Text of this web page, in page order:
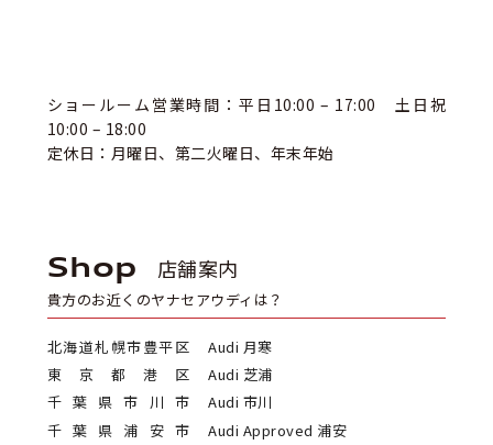
ショールーム営業時間：平日10:00 – 17:00 土日祝
10:00 – 18:00
定休日：月曜日、第二火曜日、年末年始
Shop 店舗案内
貴方のお近くのヤナセアウディは？
北海道札幌市豊平区
Audi 月寒
東京都港区
Audi 芝浦
千葉県市川市
Audi 市川
千葉県浦安市
Audi Approved 浦安